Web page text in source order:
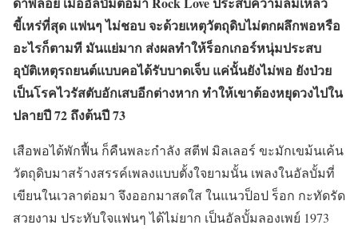
ขี้เหร่ที่สุด แฟนๆ ไม่ชอบ จะด้วยเหตุวัตถุดิบไม่ตกผลึกพอหรือ
อะไรก็ตามที มันแย่มาก ส่งผลทำให้ร็อกเกอร์หนุ่มประสบ
อุบัติเหตุรถยนต์แบบคอได้รับบาดเจ็บ แค่นั้นยังไม่พอ ยังป่วย
เป็นโรคไวรัสตับอักเสบอีกต่างหาก ทำให้เขาต้องหยุดวงไปใน
ปลายปี 72 ถึงต้นปี 73
เสือพอได้พักฟื้น ก็คืนพละกำลัง สตีฟ มิลเลอร์ ขะมักเขม้นเค้น
วัตถุดิบมาสร้างสรรค์เพลงแบบตั้งใจยามนั้น เพลงในอัลบั้มที่
เขียนในเวลาต่อมา จึงออกมาสดใส ในแนวป็อป ร็อก กะทัดรัด
สวยงาม ประทับใจแฟนๆ ได้ไม่ยาก เป็นอัลบั้มลองเพย์ 1973